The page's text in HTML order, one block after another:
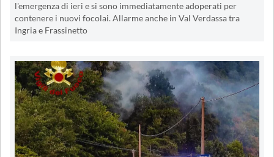
l'emergenza di ieri e si sono immediatamente adoperati per
contenere i nuovi focolai. Allarme anche in Val Verdassa tra
Ingria e Frassinetto